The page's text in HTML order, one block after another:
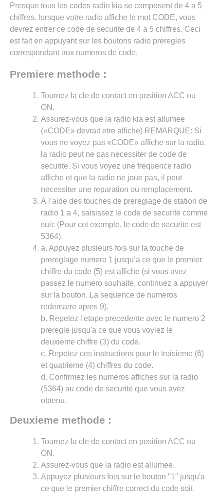
Presque tous les codes radio kia se composent de 4 a 5
chiffres. lorsque votre radio affiche le mot CODE, vous
devrez entrer ce code de securite de 4 a 5 chiffres. Ceci
est fait en appuyant sur les boutons radio preregles
correspondant aux numeros de code.
Premiere methode :
Tournez la cle de contact en position ACC ou
ON.
Assurez-vous que la radio kia est allumee
(«CODE» devrait etre affiche) REMARQUE: Si
vous ne voyez pas «CODE» affiche sur la radio,
la radio peut ne pas necessiter de code de
securite. Si vous voyez une frequence radio
affiche et que la radio ne joue pas, il peut
necessiter une reparation ou remplacement.
À l’aide des touches de prereglage de station de
radio 1 a 4, saisissez le code de securite comme
suit: (Pour cet exemple, le code de securite est
5364).
a. Appuyez plusieurs fois sur la touche de
prereglage numero 1 jusqu’a ce que le premier
chiffre du code (5) est affiche (si vous avez
passez le numero souhaite, continuez a appuyer
sur la bouton. La sequence de numeros
redemarre apres 9).
b. Repetez l'etape precedente avec le numero 2
preregle jusqu'a ce que vous voyiez le
deuxieme chiffre (3) du code.
c. Repetez ces instructions pour le troisieme (6)
et quatrieme (4) chiffres du code.
d. Confirmez les numeros affiches sur la radio
(5364) au code de securite que vous avez
obtenu.
Deuxieme methode :
Tournez la cle de contact en position ACC ou
ON.
Assurez-vous que la radio est allumee.
Appuyez plusieurs fois sur le bouton "1" jusqu'a
ce que le premier chiffre correct du code soit